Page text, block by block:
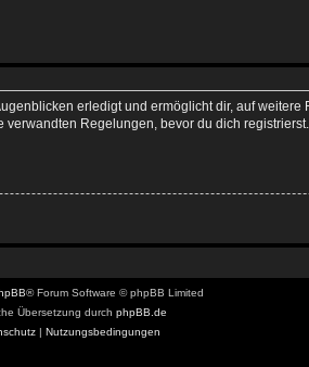
erledigt und ermöglicht dir, auf
Regelungen, bevor du dich
® Forum Software © phpBB Limited
Übersetzung durch phpBB.de
| Nutzungsbedingungen